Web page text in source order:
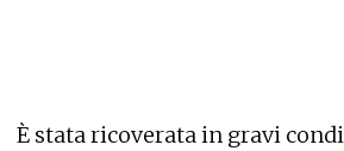
È stata ricoverata in gravi